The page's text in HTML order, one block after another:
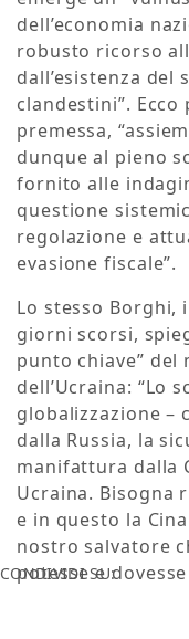
dell’economia
robusto ricorso
dall’esistenza
clandestini”.
premessa,
dunque al pieno
fornito alle
questione
regolazione e
evasione fiscale”.
Lo stesso Borghi,
giorni scorsi,
punto chiave” del
dell’Ucraina: “Lo
globalizzazione –
dalla Russia, la
manifattura dalla
Ucraina. Bisogna
e in questo la
nostro salvatore
potesse e
CONDIVIDI SU: